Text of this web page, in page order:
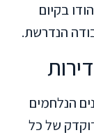
בקיום
הנדרשת.
הנלחמים
של כל